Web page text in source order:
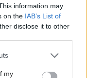
information may
on the IAB’s List of
disclose it to other
one or more Google
You may click to
my